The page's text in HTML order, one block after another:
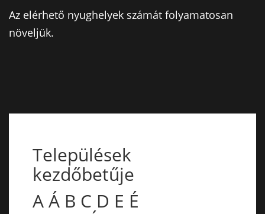
Az elérhető nyughelyek számát folyamatosan
növeljük.
Települések
kezdőbetűje
AÁ B C D E É